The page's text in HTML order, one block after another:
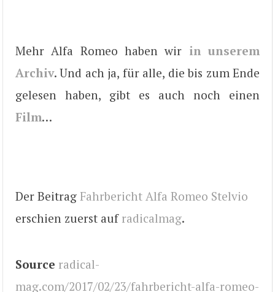
Mehr Alfa Romeo haben wir in unserem
Archiv. Und ach ja, für alle, die bis zum Ende
gelesen haben, gibt es auch noch einen
Film…
Der Beitrag Fahrbericht Alfa Romeo Stelvio
erschien zuerst auf radicalmag.
Source radical-
mag.com/2017/02/23/fahrbericht-alfa-romeo-